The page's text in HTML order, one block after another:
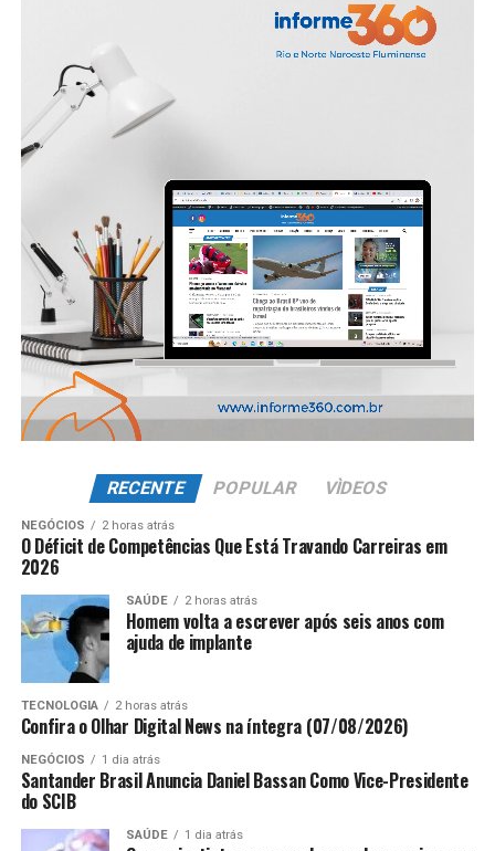
RECENTE POPULAR VÌDEOS
NEGÓCIOS 2 horas atrás
O Déficit de Competências Que Está Travando Carreiras em
2026
SAÚDE 2 horas atrás
Homem volta a escrever após seis anos com
ajuda de implante
TECNOLOGIA 2 horas atrás
Confira o Olhar Digital News na íntegra (07/08/2026)
NEGÓCIOS 1 dia atrás
Santander Brasil Anuncia Daniel Bassan Como Vice-Presidente
do SCIB
SAÚDE 1 dia atrás